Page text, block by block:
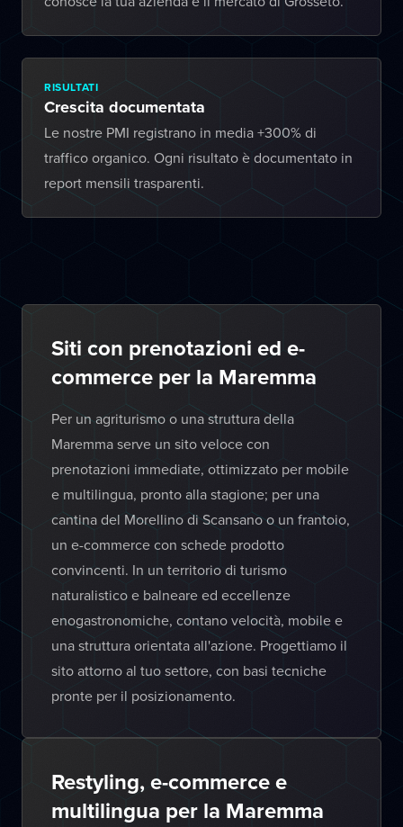
RISULTATI
Crescita documentata
Le nostre PMI registrano in media +300% di
traffico organico. Ogni risultato è documentato in
report mensili trasparenti.
Siti con prenotazioni ed e-
commerce per la Maremma
Per un agriturismo o una struttura della
Maremma serve un sito veloce con
prenotazioni immediate, ottimizzato per mobile
e multilingua, pronto alla stagione; per una
cantina del Morellino di Scansano o un frantoio,
un e-commerce con schede prodotto
convincenti. In un territorio di turismo
naturalistico e balneare ed eccellenze
enogastronomiche, contano velocità, mobile e
una struttura orientata all'azione. Progettiamo il
sito attorno al tuo settore, con basi tecniche
pronte per il posizionamento.
Restyling, e-commerce e
multilingua per la Maremma